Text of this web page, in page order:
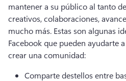
mantener a su público al tanto
creativos, colaboraciones,
mucho más. Estas son algunas
Facebook que pueden ayudarte
crear una comunidad:
Comparte destellos entre